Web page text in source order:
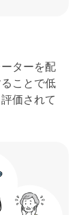
ターを配
ことで低
価されて